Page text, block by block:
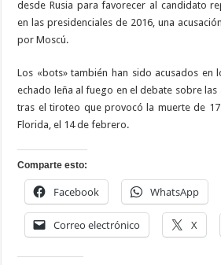
desde Rusia para favorecer al candidato
en las presidenciales de 2016, una
por Moscú.
Los «bots» también han sido acusados en
echado leña al fuego en el debate sobre las
tras el tiroteo que provocó la muerte de
Florida, el 14 de febrero.
Comparte esto:
Facebook WhatsApp
Correo electrónico X